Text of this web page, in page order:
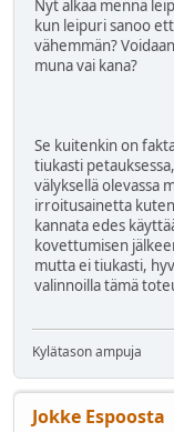
Nyt alkaa mennä
kun leipuri sanoo
vähemmän?
muna vai kana?
Se kuitenkin on
tiukasti
välyksellä olevassa
irroitusainetta
kannata edes
kovettumisen
mutta ei tiukasti,
valinnoilla tämä
Kylätason ampuja
Jokke Espoosta